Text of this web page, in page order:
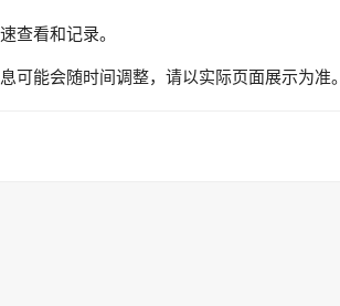
查看和记录。
可能会随时间调整，请以实际页面展示为准。